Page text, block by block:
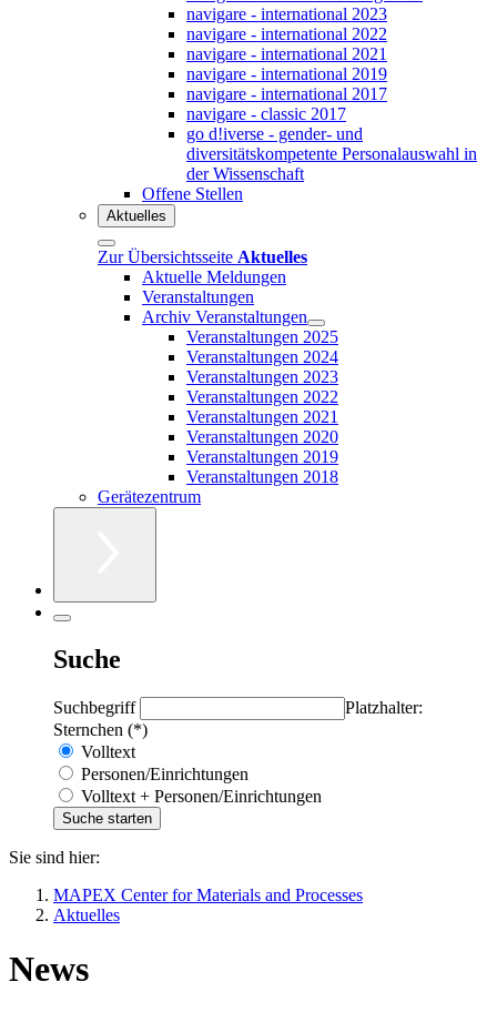
navigare - international 2023
navigare - international 2022
navigare - international 2021
navigare - international 2019
navigare - international 2017
navigare - classic 2017
go d!iverse - gender- und
diversitätskompetente Personalauswahl in
der Wissenschaft
Offene Stellen
Aktuelles
Zur Übersichtsseite Aktuelles
Aktuelle Meldungen
Veranstaltungen
Archiv Veranstaltungen
Veranstaltungen 2025
Veranstaltungen 2024
Veranstaltungen 2023
Veranstaltungen 2022
Veranstaltungen 2021
Veranstaltungen 2020
Veranstaltungen 2019
Veranstaltungen 2018
Gerätezentrum
Suche
Suchbegriff
Platzhalter:
Sternchen (*)
Volltext
Personen/Einrichtungen
Volltext + Personen/Einrichtungen
Sie sind hier:
MAPEX Center for Materials and Processes
Aktuelles
News